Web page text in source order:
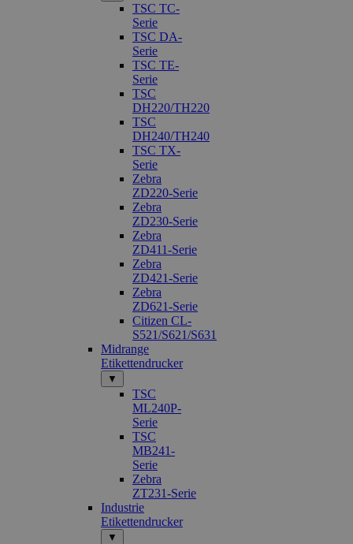
TSC TC-
Serie
TSC DA-
Serie
TSC TE-
Serie
TSC
DH220/TH220
TSC
DH240/TH240
TSC TX-
Serie
Zebra
ZD220-Serie
Zebra
ZD230-Serie
Zebra
ZD411-Serie
Zebra
ZD421-Serie
Zebra
ZD621-Serie
Citizen CL-
S521/S621/S631
Midrange
Etikettendrucker
▼
TSC
ML240P-
Serie
TSC
MB241-
Serie
Zebra
ZT231-Serie
Industrie
Etikettendrucker
▼